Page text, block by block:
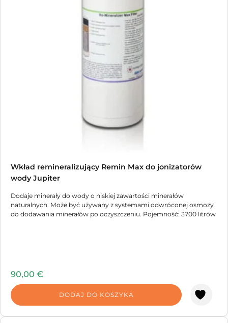
Wkład remineralizujący Remin Max do jonizatorów
wody Jupiter
Dodaje minerały do wody o niskiej zawartości minerałów
naturalnych. Może być używany z systemami odwróconej osmozy
do dodawania minerałów po oczyszczeniu. Pojemność: 3700 litrów
90,00 €
DODAJ DO KOSZYKA